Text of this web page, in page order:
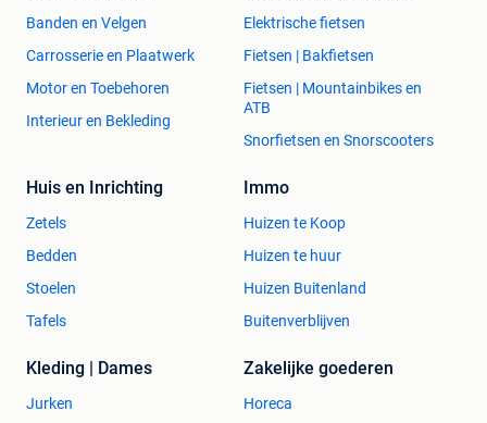
Banden en Velgen
Carrosserie en Plaatwerk
Motor en Toebehoren
Interieur en Bekleding
Elektrische fietsen
Fietsen | Bakfietsen
Fietsen | Mountainbikes en
ATB
Snorfietsen en Snorscooters
Huis en Inrichting
Zetels
Bedden
Stoelen
Tafels
Immo
Huizen te Koop
Huizen te huur
Huizen Buitenland
Buitenverblijven
Kleding | Dames
Jurken
Zakelijke goederen
Horeca